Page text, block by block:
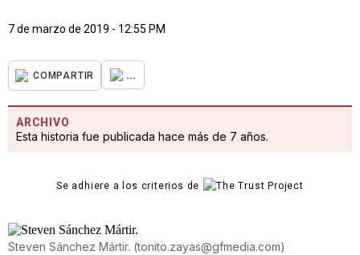
7 de marzo de 2019 - 12:55 PM
COMPARTIR ...
ARCHIVO
Esta historia fue publicada hace más de 7 años.
Se adhiere a los criterios de
Steven Sánchez Mártir. (tonito.zayas@gfmedia.com)